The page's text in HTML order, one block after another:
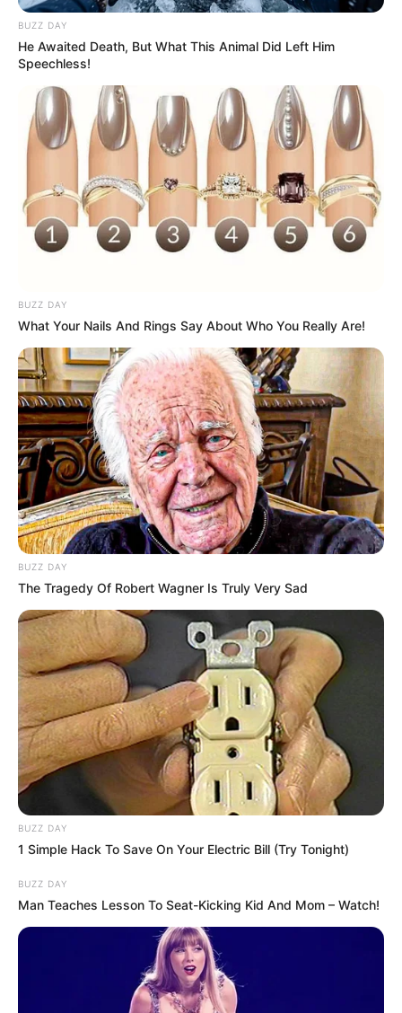
Rechercher Rechercher
BUZZ DAY
He Awaited Death, But What This Animal Did Left Him
Speechless!
BUZZ DAY
What Your Nails And Rings Say About Who You Really Are!
BUZZ DAY
The Tragedy Of Robert Wagner Is Truly Very Sad
BUZZ DAY
1 Simple Hack To Save On Your Electric Bill (Try Tonight)
BUZZ DAY
Man Teaches Lesson To Seat-Kicking Kid And Mom – Watch!